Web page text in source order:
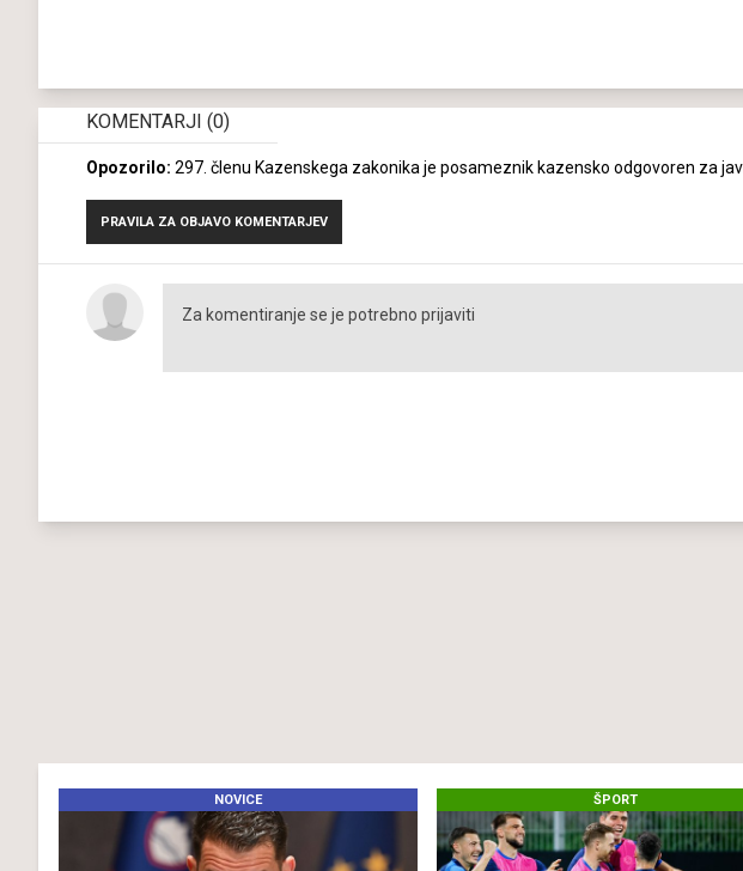
KOMENTARJI (0)
Opozorilo: 297. členu Kazenskega zakonika je posameznik kazensko odgovoren za
PRAVILA ZA OBJAVO KOMENTARJEV
NOVICE ŠPORT